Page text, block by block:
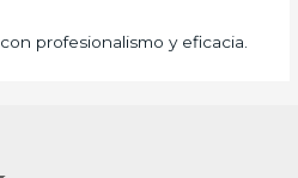
profesionalismo y eficacia.